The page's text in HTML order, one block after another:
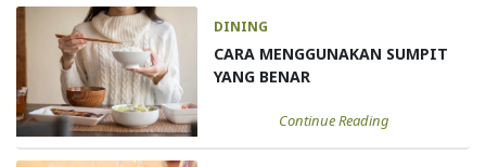
DINING
CARA MENGGUNAKAN SUMPIT
YANG BENAR
Continue Reading